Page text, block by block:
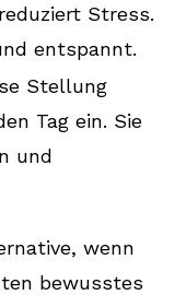
Stress.
entspannt.
Stellung
Tag ein. Sie
und
wenn
bewusstes